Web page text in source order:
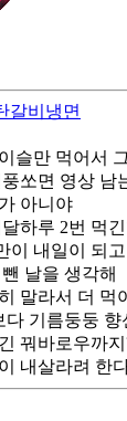
갈비냉면
슬만 먹어서
쏘면 영상 남
아니야
하루 2번 먹
이 내일이 되
날을 생각해
말라서 더 먹
다 기름둥둥
꿔바로우까지
내살라려 한